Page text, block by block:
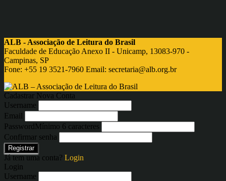
ALB - Associação de Leitura do Brasil
Faculdade de Educação Anexo II - Unicamp, 13083-970 -
Campinas, SP
Fone: +55 19 3521-7960 Email: secretaria@alb.org.br
Cadastrar Nova Conta
Username
Email
PasswordMínimo 6 caracteres
Confirmar senha
Registrar
Já tem uma conta? Login
Login
Username